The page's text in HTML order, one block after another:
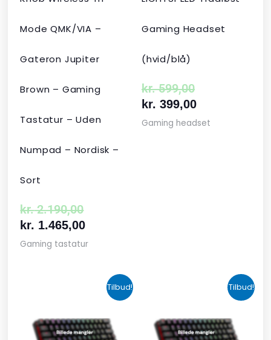
Mode QMK/VIA –
Gateron Jupiter
Brown – Gaming
Tastatur – Uden
Numpad – Nordisk –
Sort
kr.2.190,00
kr. 1.465,00
Gaming tastatur
Gaming Headset
(hvid/blå)
kr.599,00
kr. 399,00
Gaming headset
Tilbud!
oprindelige
pris
var:
aktuelle
pris
er:
Tilbud!
oprindelige
pris
var:
aktuelle
pris
er: